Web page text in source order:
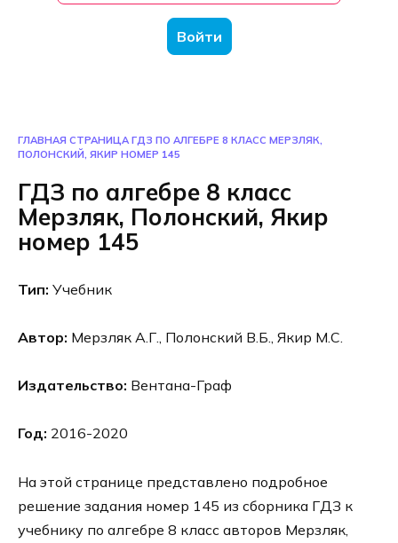
Войти
ГЛАВНАЯ СТРАНИЦА ГДЗ ПО АЛГЕБРЕ 8 КЛАСС МЕРЗЛЯК,
ПОЛОНСКИЙ, ЯКИР НОМЕР 145
ГДЗ по алгебре 8 класс
Мерзляк, Полонский, Якир
номер 145
Тип: Учебник
Автор: Мерзляк А.Г., Полонский В.Б., Якир М.С.
Издательство: Вентана-Граф
Год: 2016-2020
На этой странице представлено подробное
решение задания номер 145 из сборника ГДЗ к
учебнику по алгебре 8 класс авторов Мерзляк,